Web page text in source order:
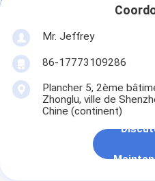
Mr. Jeffrey
86-17773109286
Plancher 5, 2ème
Zhonglu, ville de
Chine (continent)